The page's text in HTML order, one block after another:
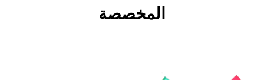
المخصصة